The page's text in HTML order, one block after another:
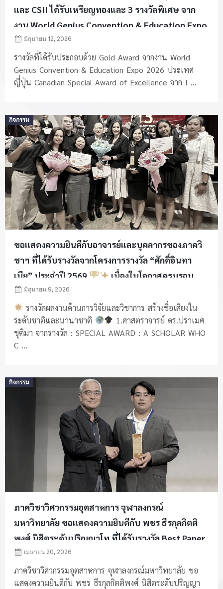
และ CSII ได้รับเหรียญทองและ 3 รางวัลพิเศษ จาก
งาน World Genius Convention & Education Expo
2026 ประเทศญี่ปุ่น
มิถุนายน 12, 2026
รางวัลที่ได้รับประกอบด้วย Gold Award จากงาน World
Genius Convention & Education Expo 2026 ประเทศ
ญี่ปุ่น Canadian Special Award of Excellence จาก I ...
กิจกรรม
ขอแสดงความยินดีกับอาจารย์และบุคลากรของภาควิ
ชาฯ ที่ได้รับรางวัลจากโครงการรางวัล “ศักดิ์อินทา
เนีย” ประจำปี 2569
เนื่องในโอกาสครบรอบ
113 ปี แห่งการสถาปนาคณะวิศวกรรมศาสตร์
จุฬาลงกรณ์มหาวิทยาลัย
Posted
on
มิถุนายน 9, 2026
รางวัลผลงานด้านการวิจัยและวิชาการ สร้างชื่อเสียงใน
ระดับชาติและนานาชาติ
1.ศาสตราจารย์ ดร.ปราเมศ
ชุติมา จากรางวัล : SPECIAL AWARD : A SCHOLAR WHO
C ...
กิจกรรม
ภาควิชาวิศวกรรมอุตสาหการ จุฬาลงกรณ์
มหาวิทยาลัย ขอแสดงความยินดีกับ พชร ธีรกุลกิตติ
พงศ์ นิสิตระดับปริญญาโท ที่ได้รับรางวัล Best Paper
Award
Posted
เมษายน 20, 2026
ภาควิชาวิศวกรรมอุตสาหการ จุฬาลงกรณ์มหาวิทยาลัย ขอ
แสดงความยินดีกับ พชร ธีรกุลกิตติพงศ์ นิสิตระดับปริญญา